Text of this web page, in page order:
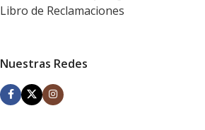
Libro de Reclamaciones
Nuestras Redes